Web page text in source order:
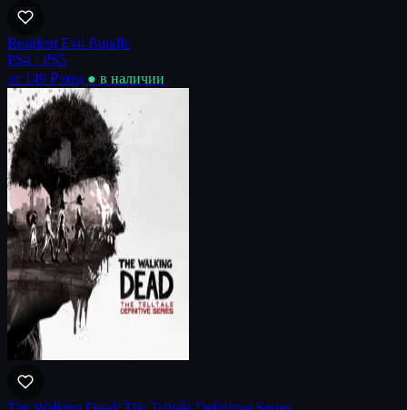
Resident Evil Bundle
PS4 · PS5
от 149 ₽/нед ● в наличии